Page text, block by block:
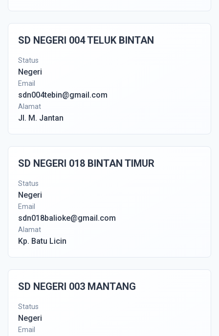
SD NEGERI 004 TELUK BINTAN
Status
Negeri
Email
sdn004tebin@gmail.com
Alamat
Jl. M. Jantan
SD NEGERI 018 BINTAN TIMUR
Status
Negeri
Email
sdn018balioke@gmail.com
Alamat
Kp. Batu Licin
SD NEGERI 003 MANTANG
Status
Negeri
Email